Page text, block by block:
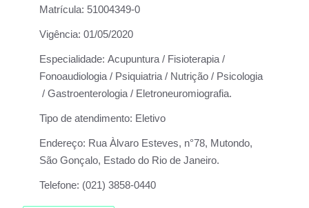
Matrícula: 51004349-0
Vigência: 01/05/2020
Especialidade: Acupuntura / Fisioterapia /
Fonoaudiologia / Psiquiatria / Nutrição / Psicologia
/ Gastroenterologia / Eletroneuromiografia.
Tipo de atendimento: Eletivo
Endereço: Rua Àlvaro Esteves, n°78, Mutondo,
São Gonçalo, Estado do Rio de Janeiro.
Telefone: (021) 3858-0440